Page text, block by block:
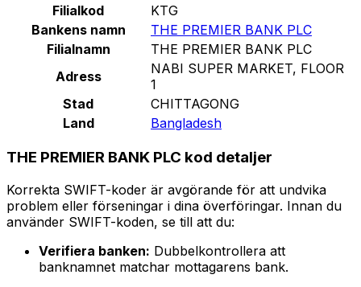
Filialkod
KTG
Bankens namn
THE PREMIER BANK PLC
Filialnamn
THE PREMIER BANK PLC
Adress
NABI SUPER MARKET, FLOOR
1
Stad
CHITTAGONG
Land
Bangladesh
THE PREMIER BANK PLC kod detaljer
Korrekta SWIFT-koder är avgörande för att undvika
problem eller förseningar i dina överföringar. Innan du
använder SWIFT-koden, se till att du:
Verifiera banken: Dubbelkontrollera att
banknamnet matchar mottagarens bank.